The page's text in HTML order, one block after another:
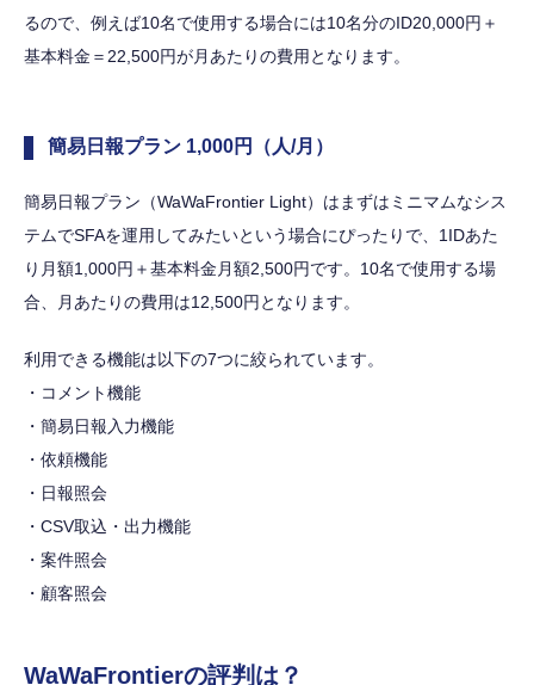
るので、例えば10名で使用する場合には10名分のID20,000円＋
基本料金＝22,500円が月あたりの費用となります。
簡易日報プラン 1,000円（人/月）
簡易日報プラン（WaWaFrontier Light）はまずはミニマムなシス
テムでSFAを運用してみたいという場合にぴったりで、1IDあた
り月額1,000円＋基本料金月額2,500円です。10名で使用する場
合、月あたりの費用は12,500円となります。
利用できる機能は以下の7つに絞られています。
・コメント機能
・簡易日報入力機能
・依頼機能
・日報照会
・CSV取込・出力機能
・案件照会
・顧客照会
WaWaFrontierの評判は？